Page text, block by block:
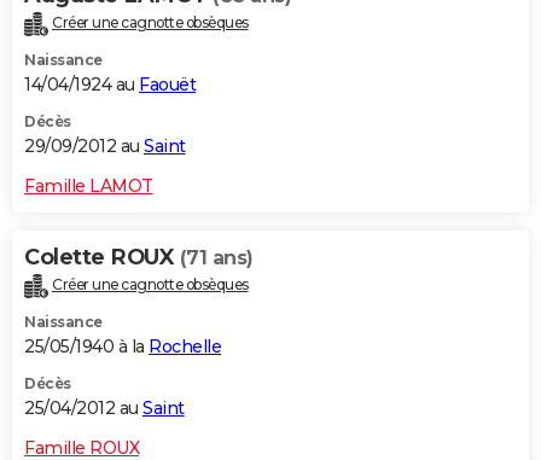
Créer une cagnotte obsèques
Naissance
14/04/1924 au Faouët
Décès
29/09/2012 au Saint
Famille LAMOT
Colette ROUX (71 ans)
Créer une cagnotte obsèques
Naissance
25/05/1940 à la Rochelle
Décès
25/04/2012 au Saint
Famille ROUX